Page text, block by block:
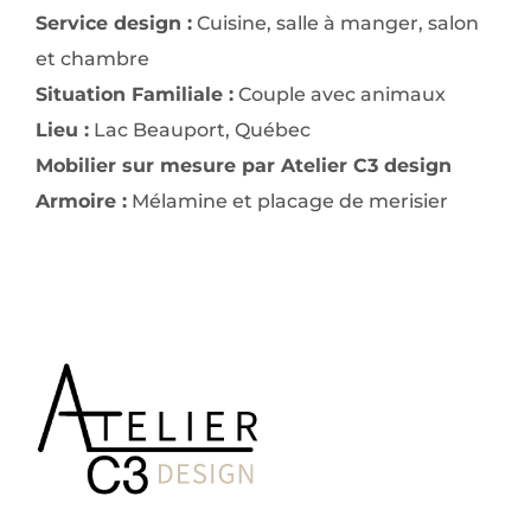
Service design :Cuisine, salle à manger, salon
et chambre
Situation Familiale :Couple avec animaux
Lieu :Lac Beauport, Québec
Mobilier sur mesure par Atelier C3 design
Armoire :Mélamine et placage de merisier